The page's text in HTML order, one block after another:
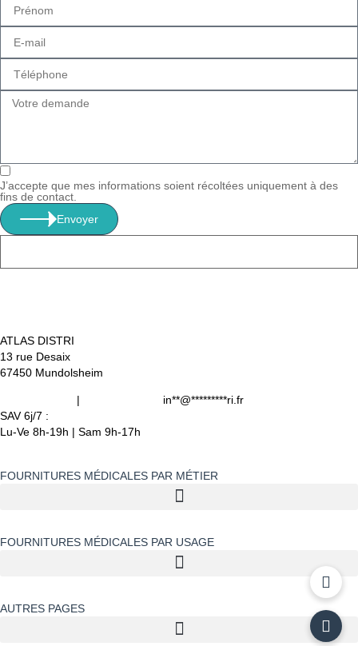
J’accepte que mes informations soient récoltées uniquement à des
fins de contact.
Envoyer
ATLAS DISTRI
13 rue Desaix
67450 Mundolsheim
| in**@*********ri.fr
SAV 6j/7 :
Lu-Ve 8h-19h | Sam 9h-17h
FOURNITURES MÉDICALES PAR MÉTIER
FOURNITURES MÉDICALES PAR USAGE ​
AUTRES PAGES